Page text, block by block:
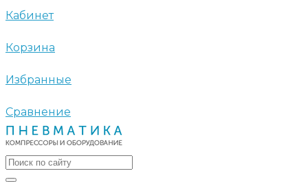
Кабинет
Корзина
Избранные
Сравнение